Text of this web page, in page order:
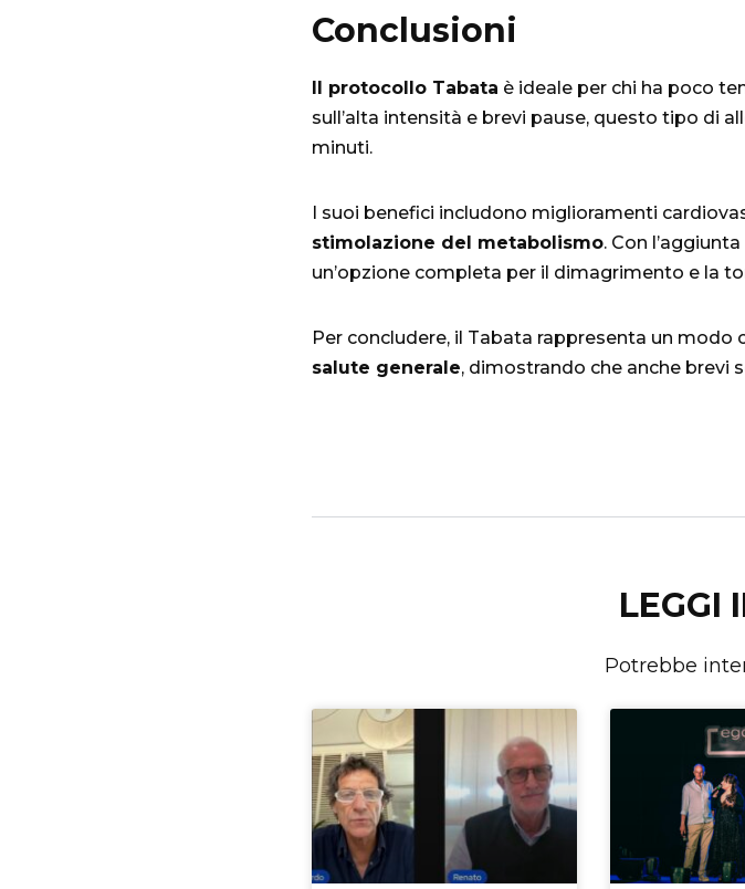
Conclusioni
Il protocollo Tabata è ideale per chi ha poco
sull’alta intensità e brevi pause, questo tipo di
minuti.
I suoi benefici includono miglioramenti
stimolazione del metabolismo. Con l’aggiunta
un’opzione completa per il dimagrimento e la
Per concludere, il Tabata rappresenta un modo
salute generale, dimostrando che anche brevi
LEGGI
Potrebbe